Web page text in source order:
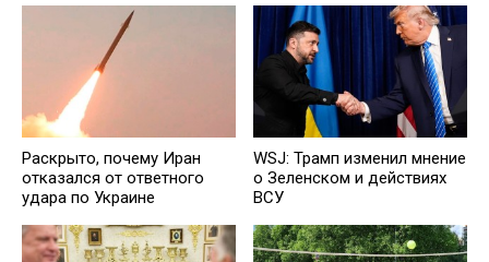
Раскрыто, почему Иран
отказался от ответного
удара по Украине
WSJ: Трамп изменил мнение
о Зеленском и действиях
ВСУ